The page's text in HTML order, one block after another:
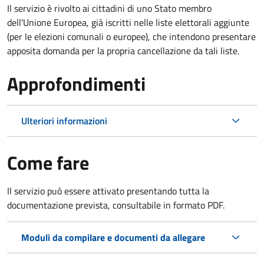
Il servizio è rivolto ai cittadini di uno Stato membro
dell'Unione Europea, già iscritti nelle liste elettorali aggiunte
(per le elezioni comunali o europee), che intendono presentare
apposita domanda per la propria cancellazione da tali liste.
Approfondimenti
Ulteriori informazioni
Come fare
Il servizio può essere attivato presentando tutta la
documentazione prevista, consultabile in formato PDF.
Moduli da compilare e documenti da allegare